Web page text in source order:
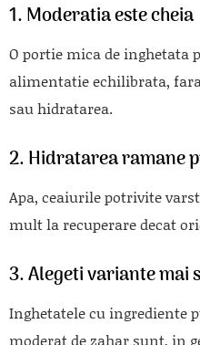
1. Moderatia este cheia
O portie mica de inghetata
alimentatie echilibrata,
sau hidratarea.
2. Hidratarea ramane
Apa, ceaiurile potrivite
mult la recuperare decat
3. Alegeti variante mai
Inghetatele cu ingrediente
moderat de zahar sunt, in